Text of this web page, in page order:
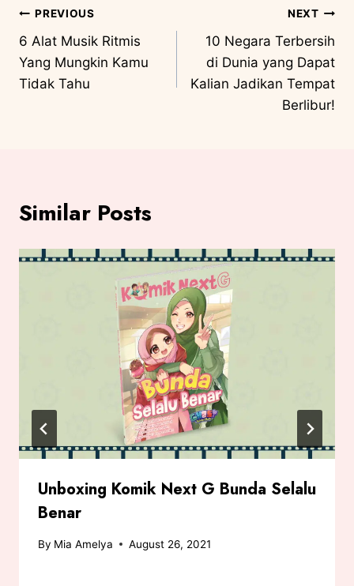
PREVIOUS
6 Alat Musik Ritmis
Yang Mungkin Kamu
Tidak Tahu
NEXT
10 Negara Terbersih
di Dunia yang Dapat
Kalian Jadikan Tempat
Berlibur!
Similar Posts
Unboxing Komik Next G Bunda Selalu
Benar
By Mia Amelya August 26, 2021